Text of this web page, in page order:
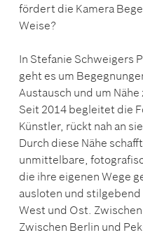
fördert die Kamera
Weise?
In Stefanie Schweigers
geht es um
Austausch und um
Seit 2014 begleitet die
Künstler, rückt nah an
Durch diese Nähe
unmittelbare,
die ihre eigenen Wege
ausloten und
West und Ost.
Zwischen Berlin und